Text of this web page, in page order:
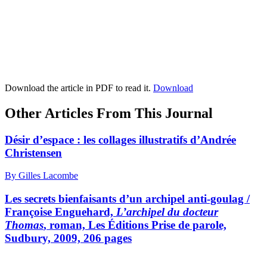
Download the article in PDF to read it. Download
Other Articles From This Journal
Désir d’espace : les collages illustratifs d’Andrée
Christensen
By Gilles Lacombe
Les secrets bienfaisants d’un archipel anti-goulag /
Françoise Enguehard, L’archipel du docteur
Thomas, roman, Les Éditions Prise de parole,
Sudbury, 2009, 206 pages